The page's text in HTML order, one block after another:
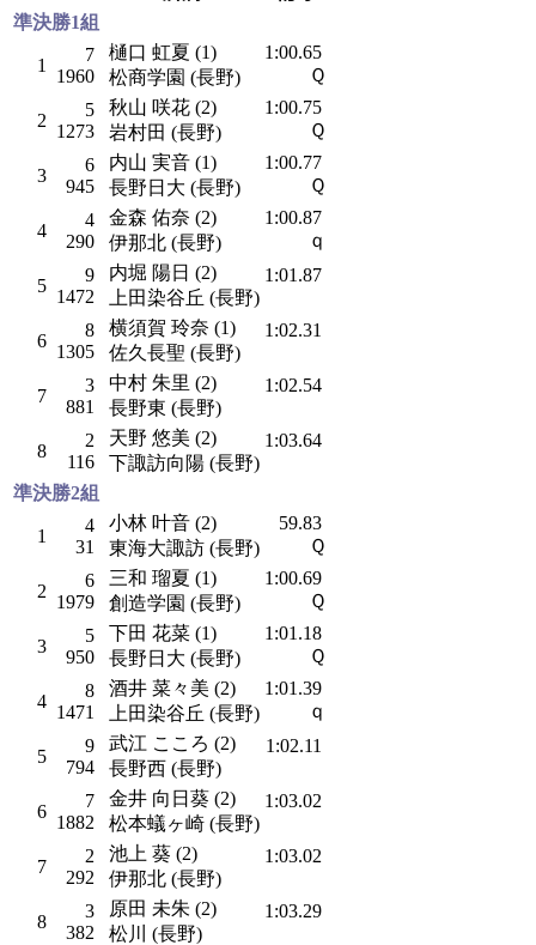
準決勝1組
1
7
1960
樋口 虹夏 (1)
松商学園 (長野)
1:00.65
Ｑ
2
5
1273
秋山 咲花 (2)
岩村田 (長野)
1:00.75
Ｑ
3
6
945
内山 実音 (1)
長野日大 (長野)
1:00.77
Ｑ
4
4
290
金森 佑奈 (2)
伊那北 (長野)
1:00.87
ｑ
5
9
1472
内堀 陽日 (2)
上田染谷丘 (長野)
1:01.87
6
8
1305
横須賀 玲奈 (1)
佐久長聖 (長野)
1:02.31
7
3
881
中村 朱里 (2)
長野東 (長野)
1:02.54
8
2
116
天野 悠美 (2)
下諏訪向陽 (長野)
1:03.64
準決勝2組
1
4
31
小林 叶音 (2)
東海大諏訪 (長野)
59.83
Ｑ
2
6
1979
三和 瑠夏 (1)
創造学園 (長野)
1:00.69
Ｑ
3
5
950
下田 花菜 (1)
長野日大 (長野)
1:01.18
Ｑ
4
8
1471
酒井 菜々美 (2)
上田染谷丘 (長野)
1:01.39
ｑ
5
9
794
武江 こころ (2)
長野西 (長野)
1:02.11
6
7
1882
金井 向日葵 (2)
松本蟻ヶ崎 (長野)
1:03.02
7
2
292
池上 葵 (2)
伊那北 (長野)
1:03.02
8
3
382
原田 未朱 (2)
松川 (長野)
1:03.29